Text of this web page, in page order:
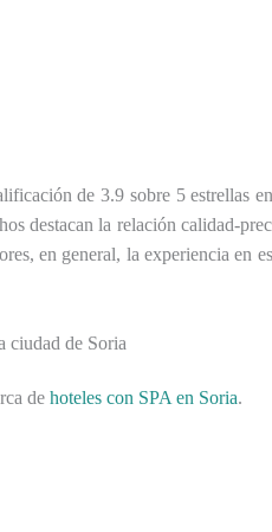
de 3.9 sobre 5 estrellas
destacan la relación calidad-
en general, la experiencia en
ciudad de Soria
de hoteles con SPA en Soria.